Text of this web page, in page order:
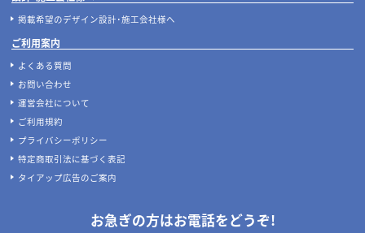
掲載希望のデザイン設計･施工会社様へ
ご利用案内
よくある質問
お問い合わせ
運営会社について
ご利用規約
プライバシーポリシー
特定商取引法に基づく表記
タイアップ広告のご案内
お急ぎの方はお電話をどうぞ!